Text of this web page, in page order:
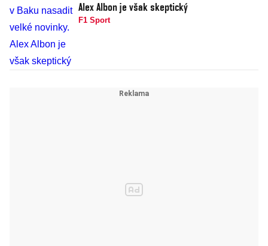
Alex Albon je však skeptický
F1 Sport